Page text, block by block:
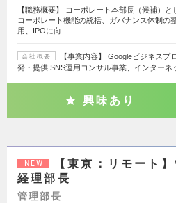
【職務概要】 コーポレート本部長（候補）と
コーポレート機能の統括、ガバナンス体制の
用、IPOに向…
会社概要
【事業内容】 Googleビジネス
発・提供 SNS運用コンサル事業、インターネ
興味あり
NEW
【東京：リモート
経理部長
管理部長